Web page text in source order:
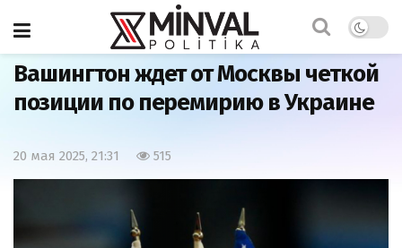
Главная
Вашингтон ждет от Москвы четкой
позиции по перемирию в Украине
20 мая 2025, 21:31 515